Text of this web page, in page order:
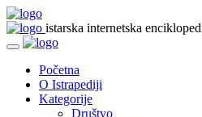
istarska internetska
Početna
O Istrapediji
Kategorije
Društvo